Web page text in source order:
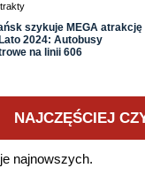
szykuje MEGA atrakcję
2024: Autobusy
na linii 606
NAJCZĘŚCIEJ
najnowszych.